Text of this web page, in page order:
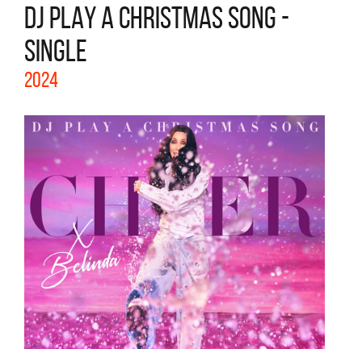
DJ PLAY A CHRISTMAS SONG -
SINGLE
2024